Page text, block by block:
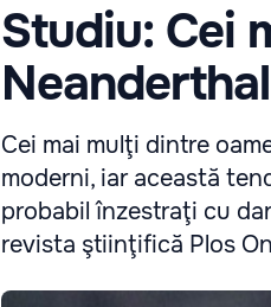
Studiu: Cei
Cei mai mulţi dintre
moderni, iar această
probabil înzestraţi cu
revista ştiinţifică Plos